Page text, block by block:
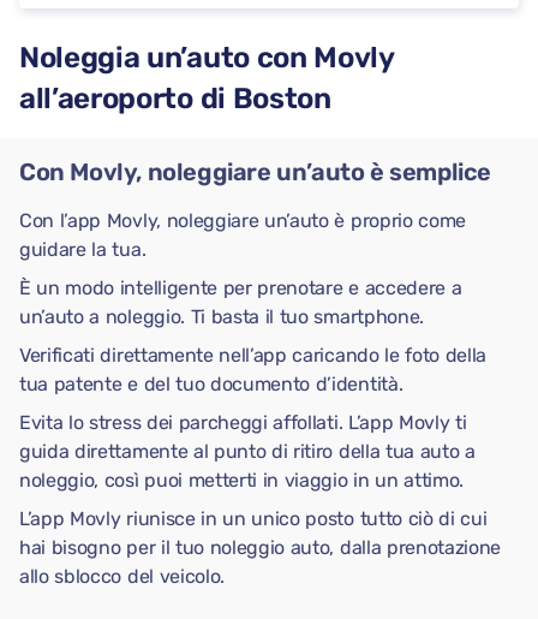
Noleggia un’auto con Movly
all’aeroporto di Boston
Con Movly, noleggiare un’auto è semplice
Con l’app Movly, noleggiare un’auto è proprio come
guidare la tua.
È un modo intelligente per prenotare e accedere a
un’auto a noleggio. Ti basta il tuo smartphone.
Verificati direttamente nell’app caricando le foto della
tua patente e del tuo documento d’identità.
Evita lo stress dei parcheggi affollati. L’app Movly ti
guida direttamente al punto di ritiro della tua auto a
noleggio, così puoi metterti in viaggio in un attimo.
L’app Movly riunisce in un unico posto tutto ciò di cui
hai bisogno per il tuo noleggio auto, dalla prenotazione
allo sblocco del veicolo.